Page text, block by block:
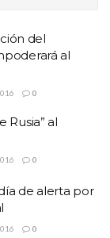
del
al
0
Rusia” al
0
de alerta por
0